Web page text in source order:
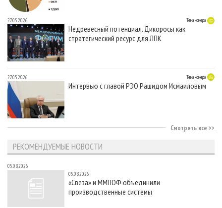
27.05.2026 Тема номера
Недревесный потенциал. Дикоросы как
стратегический ресурс для ЛПК
27.05.2026 Тема номера
Интервью с главой РЭО Рашидом Исмаиловым
Смотреть все
РЕКОМЕНДУЕМЫЕ НОВОСТИ
05.08.2026
05.08.2026
«Свеза» и ММПОФ объединили
производственные системы